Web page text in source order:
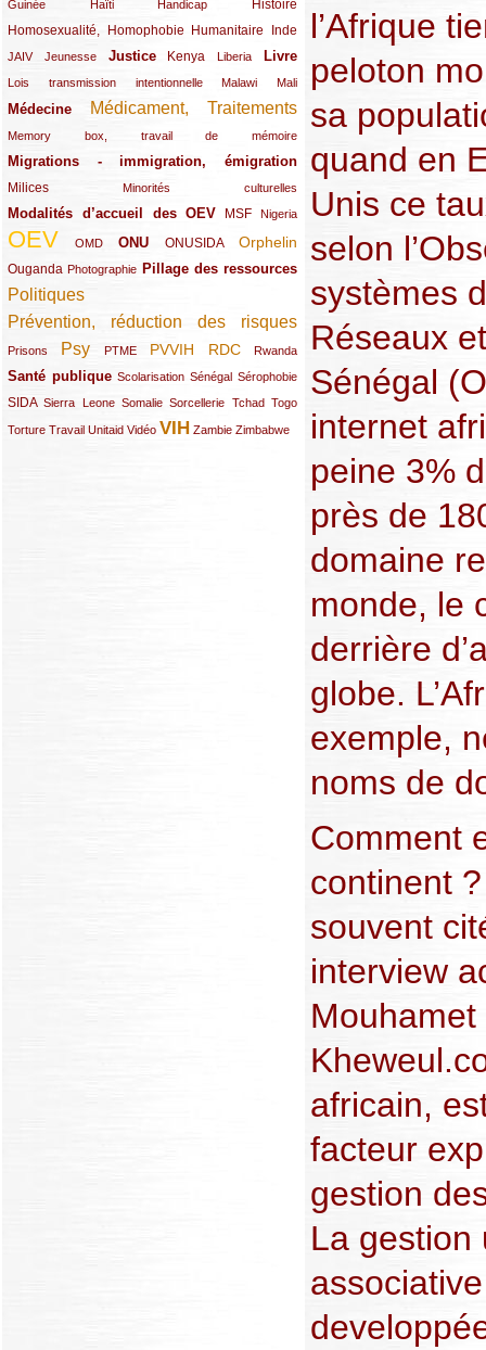
Guinée
(12/289) Haïti
(15/289) Handicap
(10/289) Histoire
(49/289)
Homosexualité, Homophobie
(44/289) Humanitaire
(47/289) Inde
(34/289)
JAIV
(10/289)Jeunesse
(21/289) Justice
(65/289) Kenya
(35/289) Liberia
(25/289) Livre
(62/289)
Lois transmission intentionnelle
(24/289) Malawi
(11/289) Mali
(21/289)
Médecine
(62/289) Médicament, Traitements
(142/289)
Memory box, travail de mémoire
(11/289)
Migrations - immigration, émigration
(67/289)
Milices
(34/289) Minorités culturelles
(15/289)
Modalités d’accueil des OEV
(58/289) MSF
(54/289) Nigeria
(27/289)
OEV
(269/289) OMD
(26/289) ONU
(58/289) ONUSIDA
(44/289) Orphelin
(112/289)
Ouganda
(29/289) Photographie
(27/289) Pillage des ressources
(77/289)
Politiques
(120/289)
Prévention, réduction des risques
(131/289)
Prisons
(22/289) Psy
(119/289) PTME
(12/289) PVVIH
(111/289) RDC
(104/289) Rwanda
(23/289)
Santé publique
(59/289) Scolarisation
(9/289) Sénégal
(13/289) Sérophobie
(19/289)
SIDA
(29/289)Sierra Leone
(13/289) Somalie
(12/289) Sorcellerie
(19/289) Tchad
(10/289) Togo
(15/289)
Torture
(17/289)Travail
(21/289) Unitaid
(26/289) Vidéo
(23/289) VIH
(154/289) Zambie
(12/289) Zimbabwe
(21/289)
l’Afrique
peloton
sa
quand en
Unis ce
selon
systèmes
Réseaux
Sénégal
internet
peine 3%
près de
domaine
monde, le
derrière
globe.
exemple,
noms de
Comment
continent
souvent
interview
africain,
facteur
gestion
La gestion